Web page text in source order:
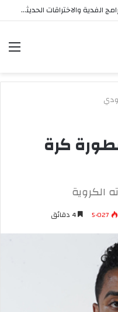
حماية كاسبر سكاي: هل تحمي من برامج الفدية والاختراقات الحديثة؟
كرة
الكروية
5٬027